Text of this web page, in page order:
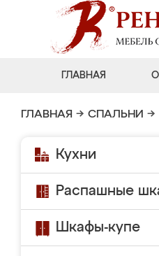
ГЛАВНАЯ
ГЛАВНАЯ → СПАЛЬНИ →
Кухни
Распашные
Шкафы-купе